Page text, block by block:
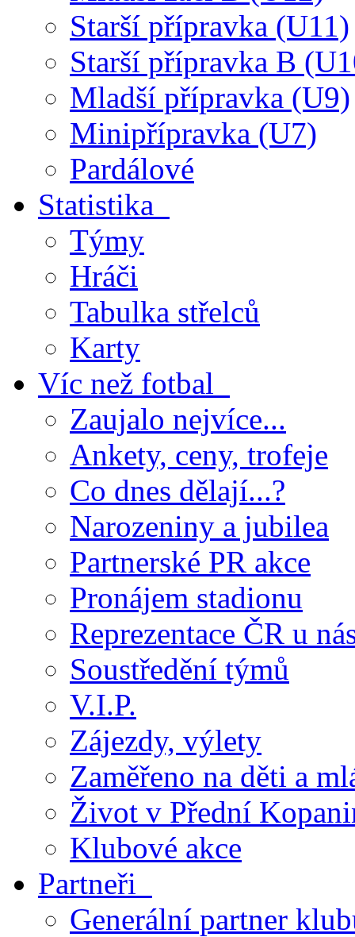
Starší přípravka (U11)
Starší přípravka B
Mladší přípravka (U9)
Minipřípravka (U7)
Pardálové
Statistika
Týmy
Hráči
Tabulka střelců
Karty
Víc než fotbal
Zaujalo nejvíce...
Ankety, ceny, trofeje
Co dnes dělají...?
Narozeniny a jubilea
Partnerské PR akce
Pronájem stadionu
Reprezentace ČR u
Soustředění týmů
V.I.P.
Zájezdy, výlety
Zaměřeno na děti a
Život v Přední
Klubové akce
Partneři
Generální partner